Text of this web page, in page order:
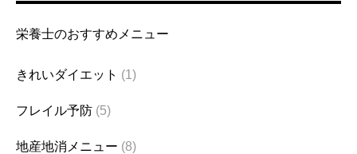
栄養士のおすすめメニュー
きれいダイエット (1)
フレイル予防 (5)
地産地消メニュー (8)